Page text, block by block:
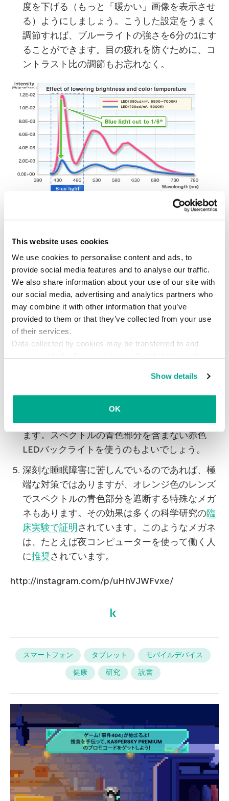
This website uses cookies
We use cookies to personalise content and ads, to
provide social media features and to analyse our traffic.
We also share information about your use of our site with
our social media, advertising and analytics partners who
may combine it with other information that you’ve
provided to them or that they’ve collected from your use
of their services.
Data collected by cookies may be transferred to and
Show details
OK
度を下げる（もっと「暖かい」画像を表示させ
る）ようにしましょう。こうした設定をうまく
調節すれば、ブルーライトの強さを6分の1にす
ることができます。目の疲れを防ぐために、コ
ントラスト比の調節もお忘れなく。
載の電子ブックリーダーを使ってみましょう。
パッシブスクリーンとは、光を発するのではな
く反射するスクリーンです。たとえばE-ink式電
子ブックリーダーがそうで、近頃は比較的手ご
ろな価格になっています。電子書籍ではなく、
普通の本を読むのもひとつの手です。
http://instagram.com/p/uhDzS4kQOb/
然でスペクトルが均一な光を出すのは、昔なが
LED照明は、スペクトルの短波長部分にピーク
を含む光など、別の種類の光を出すことがあり
ます。スペクトルの青色部分を含まない赤色
LEDバックライトを使うのもよいでしょう。
深刻な睡眠障害に苦しんでいるのであれば、極
端な対策ではありますが、オレンジ色のレンズ
でスペクトルの青色部分を遮断する特殊なメガ
ネもあります。その効果は多くの科学研究の臨
床実験で証明 されています。このようなメガネ
は、たとえば夜コンピューターを使って働く人
に推奨されています。
http://instagram.com/p/uHhVJWFvxe/
スマートフォン タブレット
モバイルデバイス
健康
研究 読書